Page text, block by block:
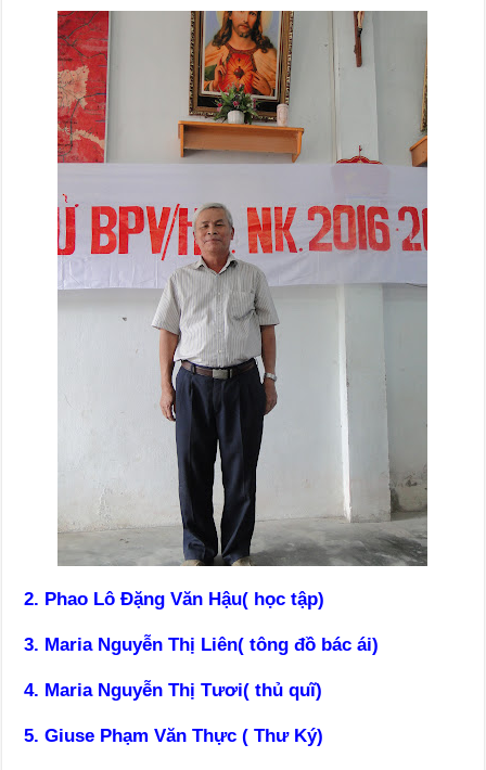
2. Phao Lô Đặng Văn Hậu( học tập)
3. Maria Nguyễn Thị Liên( tông đồ bác ái)
4. Maria Nguyễn Thị Tươi( thủ quĩ)
5. Giuse Phạm Văn Thực ( Thư Ký)